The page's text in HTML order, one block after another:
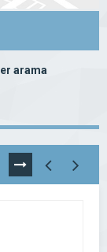
arama
TÜMÜNÜ
GÖR